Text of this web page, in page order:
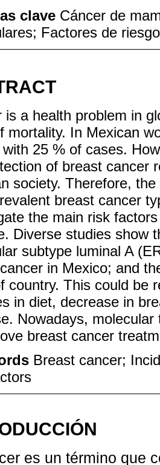
clave Cáncer de
Factores de riesgo
is a health problem in
mortality. In Mexican
25 % of cases.
of breast cancer
society. Therefore,
breast cancer
the main risk
Diverse studies show
subtype luminal A
in Mexico; and
country. This could be
in diet, decrease in
Nowadays,
breast cancer
Breast cancer;
es un término que